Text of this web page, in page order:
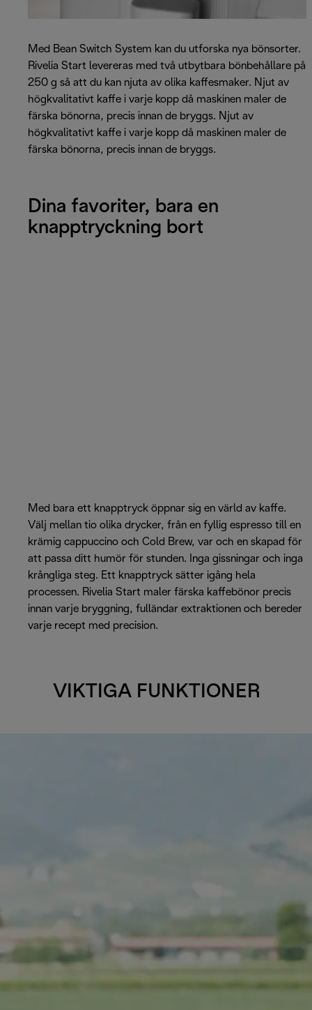
Med Bean Switch System kan du utforska nya bönsorter.
Rivelia Start levereras med två utbytbara bönbehållare på
250 g så att du kan njuta av olika kaffesmaker. Njut av
högkvalitativt kaffe i varje kopp då maskinen maler de
färska bönorna, precis innan de bryggs. Njut av
högkvalitativt kaffe i varje kopp då maskinen maler de
färska bönorna, precis innan de bryggs.
Dina favoriter, bara en
knapptryckning bort
Med bara ett knapptryck öppnar sig en värld av kaffe.
Välj mellan tio olika drycker, från en fyllig espresso till en
krämig cappuccino och Cold Brew, var och en skapad för
att passa ditt humör för stunden. Inga gissningar och inga
krångliga steg. Ett knapptryck sätter igång hela
processen. Rivelia Start maler färska kaffebönor precis
innan varje bryggning, fulländar extraktionen och bereder
varje recept med precision.
VIKTIGA FUNKTIONER